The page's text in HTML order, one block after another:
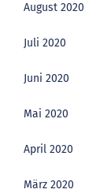
August 2020
Juli 2020
Juni 2020
Mai 2020
April 2020
März 2020